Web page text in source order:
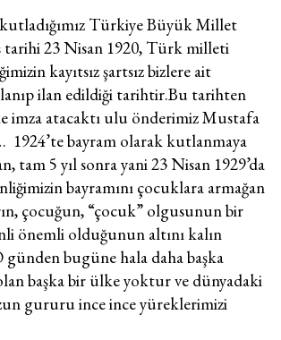
kutladığımız Türkiye Büyük Millet
tarihi 23 Nisan 1920, Türk milleti
kayıtsız şartsız bizlere ait
ilan edildiği tarihtir.Bu tarihten
imza atacaktı ulu önderimiz Mustafa
bayram olarak kutlanmaya
tam 5 yıl sonra yani 23 Nisan 1929’da
bayramını çocuklara armağan
çocuğun, “çocuk” olgusunun bir
önemli olduğunun altını kalın
günden bugüne hala daha başka
başka bir ülke yoktur ve dünyadaki
gururu ince ince yüreklerimizi